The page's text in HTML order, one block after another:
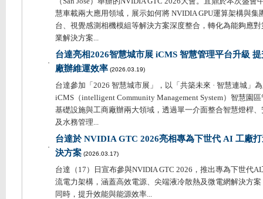
慧車載兩大應用領域，展示如何將 NVIDIA GPU運算架構與集
台、視覺感測相機模組等解決方案深度整合，轉化為能夠應
業解決方案...
台達亮相2026智慧城市展 iCMS 智慧管理平台升級
廠辦維運效率 (2026.03.19)
台達參加「2026 智慧城市展」，以「共築未來 · 智慧連城」
iCMS（intelligent Community Management System）智慧園
基礎設施與工商廠辦兩大領域，透過單一介面整合智慧燈桿
及水務管理...
台達於 NVIDIA GTC 2026亮相專為下世代 AI 工廠
決方案 (2026.03.17)
台達（17）日宣布參與NVIDIA GTC 2026，推出專為下世代
流電力架構，涵蓋高效電源、尖端液冷散熱及微電網解決方
同時，提升效能與能源效率...